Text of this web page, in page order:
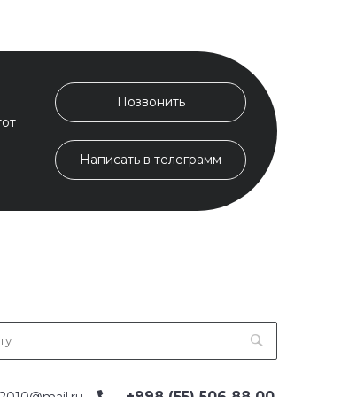
Позвонить
Написать в телеграмм